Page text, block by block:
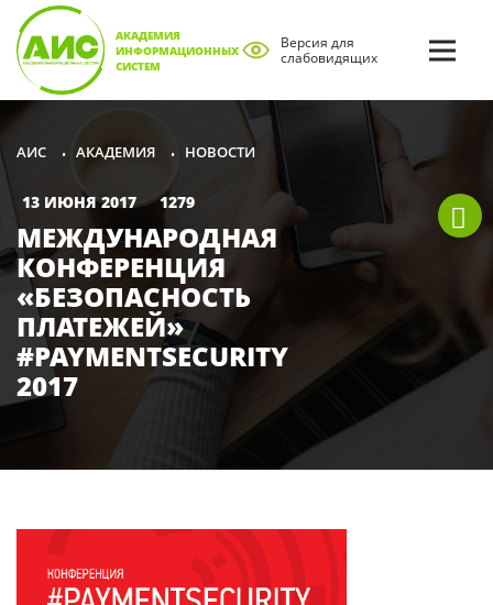
АКАДЕМИЯ
ИНФОРМАЦИОННЫХ
СИСТЕМ
Версия для
слабовидящих
АИС • АКАДЕМИЯ • НОВОСТИ
13 ИЮНЯ 2017 1279
МЕЖДУНАРОДНАЯ
КОНФЕРЕНЦИЯ
«БЕЗОПАСНОСТЬ
ПЛАТЕЖЕЙ»
#PAYMENTSECURITY
2017